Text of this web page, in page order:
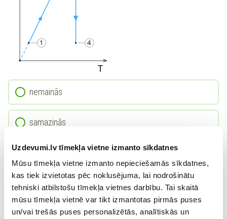
Uzdevumi.lv tīmekļa vietne izmanto sīkdatnes
Mūsu tīmekļa vietne izmanto nepieciešamās sīkdatnes,
kas tiek izvietotas pēc noklusējuma, lai nodrošinātu
tehniski atbilstošu tīmekļa vietnes darbību. Tai skaitā
mūsu tīmekļa vietnē var tikt izmantotas pirmās puses
un/vai trešās puses personalizētās, analītiskās un
nemainās
samazinās
palielinās
2.Kuru procesu apraksta Šarla likums?